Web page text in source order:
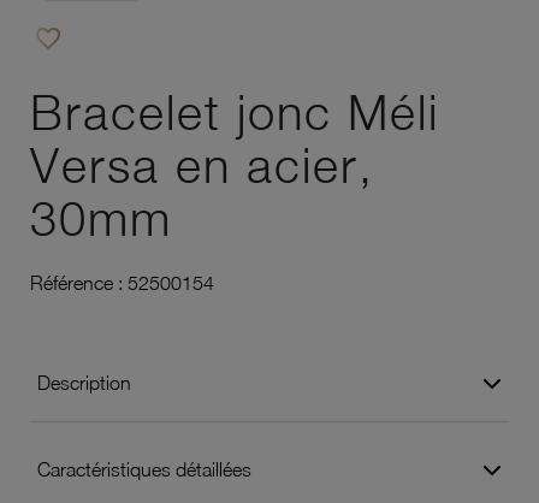
favorite_border
Bracelet jonc Méli
Versa en acier,
30mm
Référence : 52500154
Description
Caractéristiques détaillées